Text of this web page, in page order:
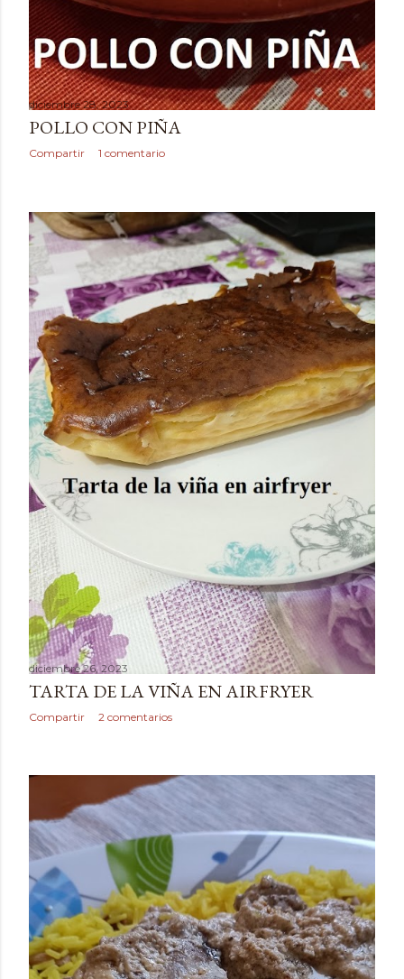
diciembre 28, 2023
POLLO CON PIÑA
Compartir 1 comentario
diciembre 26, 2023
TARTA DE LA VIÑA EN AIRFRYER
Compartir 2 comentarios